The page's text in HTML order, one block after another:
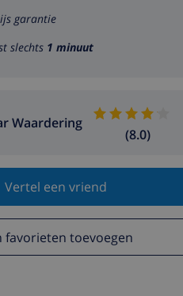
garantie
slechts 1 minuut
Waardering
(8.0)
Vertel een vriend
favorieten toevoegen